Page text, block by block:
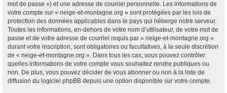
mot de passe ») et une adresse de courriel personnelle. Les informations de
votre compte sur « neige-et-montagne.org » sont protégées par les lois de
protection des données applicables dans le pays qui héberge notre serveur.
Toutes les informations, en-dehors de votre nom d’utilisateur, de votre mot de
passe et de votre adresse de courriel requis par « neige-et-montagne.org »
durant votre inscription, sont obligatoires ou facultatives, à la seule discrétion
de « neige-et-montagne.org ». Dans tous les cas, vous pouvez contrôler
quelles informations de votre compte vous souhaitez rendre publiques ou
non. De plus, vous pouvez décider de vous abonner ou non à la liste de
diffusion du logiciel phpBB depuis une option disponible sur votre compte.